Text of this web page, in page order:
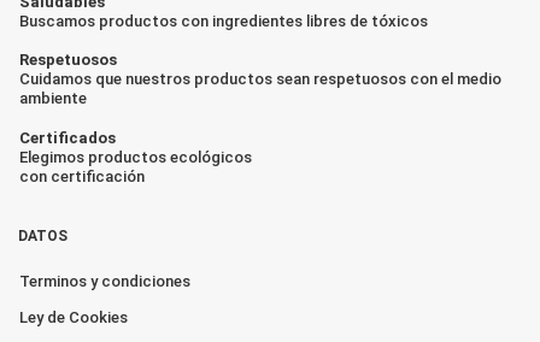
Buscamos productos con ingredientes libres de tóxicos
Respetuosos
Cuidamos que nuestros productos sean respetuosos con el medio
ambiente
Certificados
Elegimos productos ecológicos
con certificación
DATOS
Terminos y condiciones
Ley de Cookies